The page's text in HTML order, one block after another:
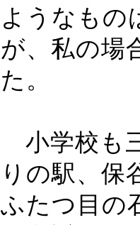
ようなもの
が、私の場
た。
小学校も
りの駅、保
ふたつ目の